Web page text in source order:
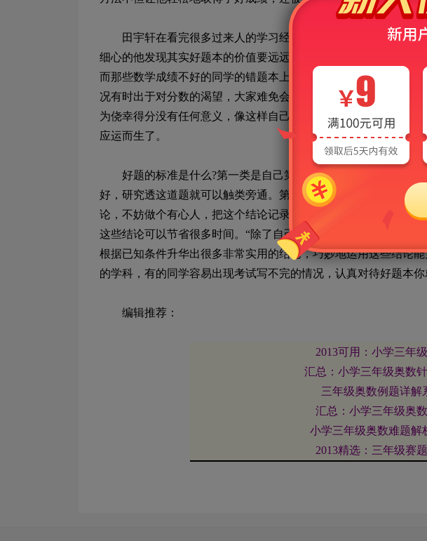
田宇轩在看完很多过来人的学习经验后，发现他们都很重视错
细心的他发现其实好题本的价值要远远高于错题本。因为如果是
而那些数学成绩不好的同学的错题本上会积攒大量的内容，不可
况有时出于对分数的渴望，大家难免会在考试时采取一些不正规
为侥幸得分没有任何意义，像这样自己没有真正掌握的题就这样
应运而生了。
好题的标准是什么?第一类是自己第一眼看到就不想做的题，
好，研究透这道题就可以触类旁通。第二类就是自己怎么也不会
论，不妨做个有心人，把这个结论记录下来，在平时的解题过程
这些结论可以节省很多时间。“除了自己总结以外，老师也会为
根据已知条件升华出很多非常实用的结论，巧妙地运用这些结论
的学科，有的同学容易出现考试写不完的情况，认真对待好题本
编辑推荐：
2013可用：小学三年
汇总：小学三年级奥数
三年级奥数例题详解
汇总：小学三年级奥
小学三年级奥数难题解
2013精选：三年级赛